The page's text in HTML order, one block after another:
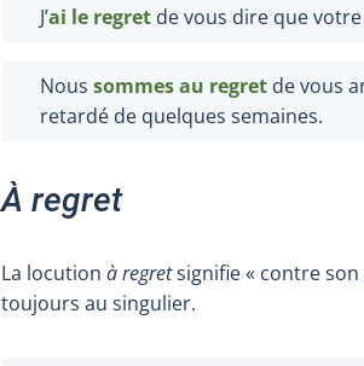
J’ai le regret de vous dire que
Nous sommes au regret de vous
retardé de quelques semaines.
À regret
La locution à regretsignifie « contre son
toujours au singulier.